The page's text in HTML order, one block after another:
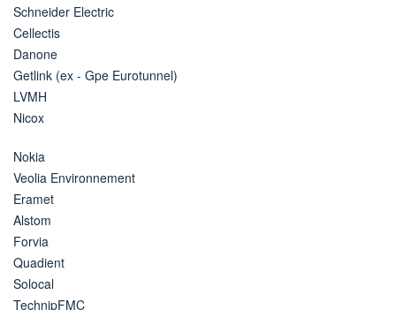
Schneider Electric
Cellectis
Danone
Getlink (ex - Gpe Eurotunnel)
LVMH
Nicox
Nokia
Veolia Environnement
Eramet
Alstom
Forvia
Quadient
Solocal
TechnipFMC